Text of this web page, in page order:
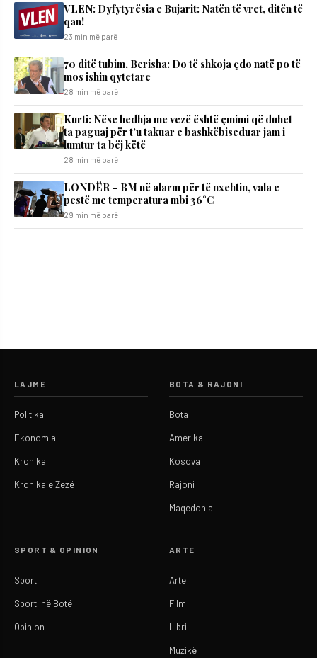
VLEN: Dyfytyrësia e Bujarit: Natën të vret, ditën të
qan!
23 min më parë
70 ditë tubim, Berisha: Do të shkoja çdo natë po të
mos ishin qytetare
28 min më parë
Kurti: Nëse hedhja me vezë është çmimi që duhet
ta paguaj për t’u takuar e bashkëbiseduar jam i
lumtur ta bëj këtë
28 min më parë
LONDËR – BM në alarm për të nxehtin, vala e
pestë me temperatura mbi 36°C
29 min më parë
LAJME
Politika
Ekonomia
Kronika
Kronika e Zezë
BOTA & RAJONI
Bota
Amerika
Kosova
Rajoni
Maqedonia
SPORT & OPINION
Sporti
Sporti në Botë
Opinion
ARTE
Arte
Film
Libri
Muzikë